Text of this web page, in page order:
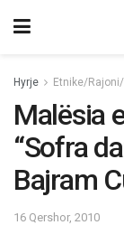
Hyrje Etnike/
Malësia
“Sofra
Bajram
16 Qershor, 2010